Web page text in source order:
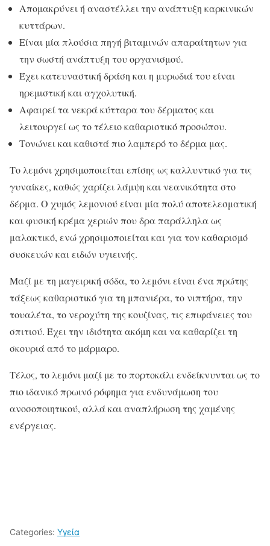
Απομακρύνει ή αναστέλλει την ανάπτυξη καρκινικών
κυττάρων.
Είναι μία πλούσια πηγή βιταμινών απαραίτητων για
την σωστή ανάπτυξη του οργανισμού.
Έχει κατευναστική δράση και η μυρωδιά του είναι
ηρεμιστική και αγχολυτική.
Αφαιρεί τα νεκρά κύτταρα του δέρματος και
λειτουργεί ως το τέλειο καθαριστικό προσώπου.
Τονώνει και καθιστά πιο λαμπερό το δέρμα μας.
Το λεμόνι χρησιμοποιείται επίσης ως καλλυντικό για τις
γυναίκες, καθώς χαρίζει λάμψη και νεανικότητα στο
δέρμα. Ο χυμός λεμονιού είναι μία πολύ αποτελεσματική
και φυσική κρέμα χεριών που δρα παράλληλα ως
μαλακτικό, ενώ χρησιμοποιείται και για τον καθαρισμό
συσκευών και ειδών υγιεινής.
Μαζί με τη μαγειρική σόδα, το λεμόνι είναι ένα πρώτης
τάξεως καθαριστικό για τη μπανιέρα, το νιπτήρα, την
τουαλέτα, το νεροχύτη της κουζίνας, τις επιφάνειες του
σπιτιού. Έχει την ιδιότητα ακόμη και να καθαρίζει τη
σκουριά από το μάρμαρο.
Τέλος, το λεμόνι μαζί με το πορτοκάλι ενδείκνυνται ως το
πιο ιδανικό πρωινό ρόφημα για ενδυνάμωση του
ανοσοποιητικού, αλλά και αναπλήρωση της χαμένης
ενέργειας.
Categories: Υγεία